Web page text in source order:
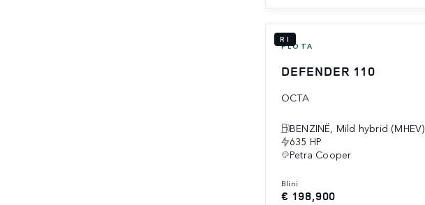
RI
FLOTA
DEFENDER 110
OCTA
BENZINË, Mild hybrid (MHEV)
635 HP
Petra Cooper
blini
€ 198,900